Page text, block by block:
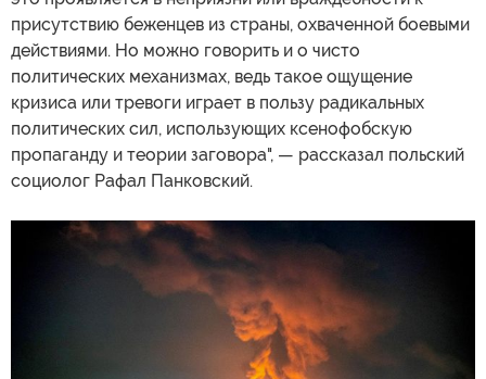
присутствию беженцев из страны, охваченной боевыми
действиями. Но можно говорить и о чисто
политических механизмах, ведь такое ощущение
кризиса или тревоги играет в пользу радикальных
политических сил, использующих ксенофобскую
пропаганду и теории заговора", — рассказал польский
социолог Рафал Панковский.